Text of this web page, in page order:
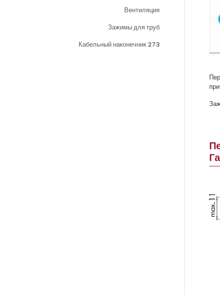
Вентиляция
Зажимы для труб
Кабельный наконечник 273